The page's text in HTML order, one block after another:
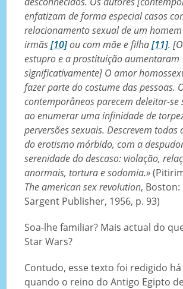
enfatizam de forma especial casos
relacionamento sexual de um
irmãs[10]ou com mãe e filha[11].
estupro e a prostituição aumentaram
significativamente] O amor
fazer parte do costume das pessoas.
contemporâneos parecem deleitar-se
ao enumerar uma infinidade de
perversões sexuais. Descrevem todas
do erotismo mórbido, com a
serenidade do descaso: violação,
anormais, tortura e sodomia.»
The american sex revolution,
Sargent Publisher, 1956, p. 93)
Soa-lhe familiar? Mais actual do
Star Wars?
Contudo, esse texto foi redigido há
quando o reino do Antigo Egipto